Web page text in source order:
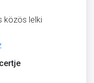
közös lelki